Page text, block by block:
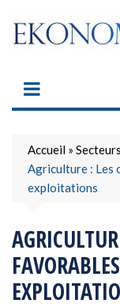
content
Accueil »
Agriculture : Les
exploitations